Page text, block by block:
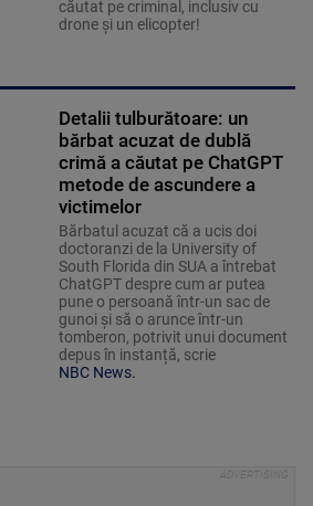
căutat pe criminal, inclusiv cu
drone și un elicopter!
Detalii tulburătoare: un
bărbat acuzat de dublă
crimă a căutat pe ChatGPT
metode de ascundere a
victimelor
Bărbatul acuzat că a ucis doi
doctoranzi de la University of
South Florida din SUA a întrebat
ChatGPT despre cum ar putea
pune o persoană într-un sac de
gunoi și să o arunce într-un
tomberon, potrivit unui document
depus în instanță, scrie
NBC News.